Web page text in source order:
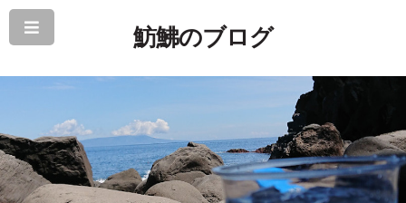
魴鮄のブログ